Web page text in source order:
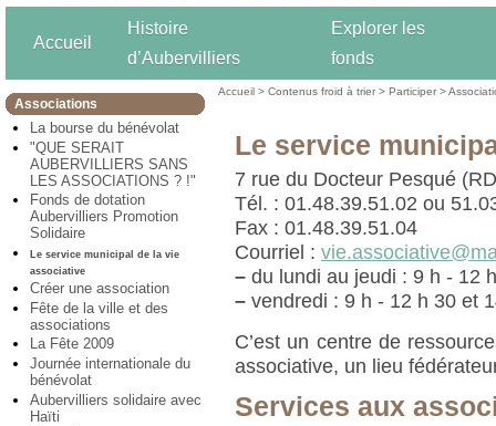
Accueil
Histoire
d’Aubervilliers
Explorer les
fonds
Associations
La bourse du bénévolat
"QUE SERAIT
AUBERVILLIERS SANS
LES ASSOCIATIONS ? !"
Fonds de dotation
Aubervilliers Promotion
Solidaire
Le service municipal de la vie
associative
Créer une association
Fête de la ville et des
associations
La Fête 2009
Journée internationale du
bénévolat
Aubervilliers solidaire avec
Haïti
Accueil >Contenus froid à trier >Participer >
Le service
7 rue du Docteur Pesqué
Tél. : 01.48.39.51.02 ou
Fax : 01.48.39.51.04
Courriel :
– du lundi au jeudi : 9 h - 12
– vendredi : 9 h - 12 h 30 et
C’est un centre de
associative, un lieu
Services aux